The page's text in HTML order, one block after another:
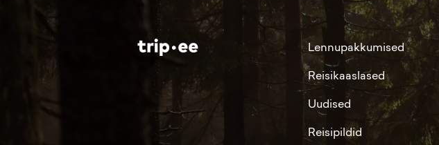
Lennupakkumised
Reisikaaslased
Uudised
Reisipildid